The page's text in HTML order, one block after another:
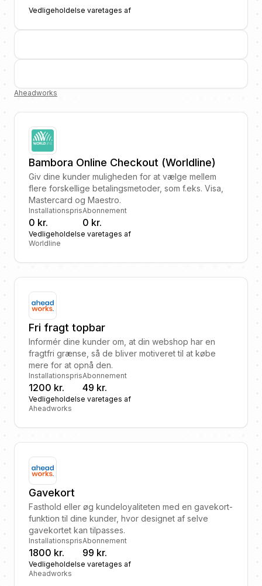
Vedligeholdelse varetages af
Aheadworks
Bambora Online Checkout (Worldline)
Giv dine kunder muligheden for at vælge mellem
flere forskellige betalingsmetoder, som f.eks. Visa,
Mastercard og Maestro.
Installationspris
0 kr.
Abonnement
0 kr.
Vedligeholdelse varetages af
Worldline
Fri fragt topbar
Informér dine kunder om, at din webshop har en
fragtfri grænse, så de bliver motiveret til at købe
mere for at opnå den.
Installationspris
1200 kr.
Abonnement
49 kr.
Vedligeholdelse varetages af
Aheadworks
Gavekort
Fasthold eller øg kundeloyaliteten med en gavekort-
funktion til dine kunder, hvor designet af selve
gavekortet kan tilpasses.
Installationspris
1800 kr.
Abonnement
99 kr.
Vedligeholdelse varetages af
Aheadworks